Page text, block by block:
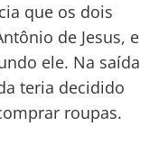
que os dois
de Jesus, e
ele. Na saída
teria decidido
roupas.